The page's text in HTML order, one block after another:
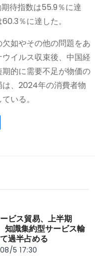
待指数は55.9％に達
％に達した。
如やその他の問題をあ
イルス収束後、中国経
的に需要不足が物価の
、2024年の消費者物
いる。
ビス貿易、上半期
識集約型サービス輸
過半占める
5 17:30